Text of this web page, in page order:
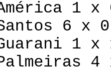
1
6 x
1 x